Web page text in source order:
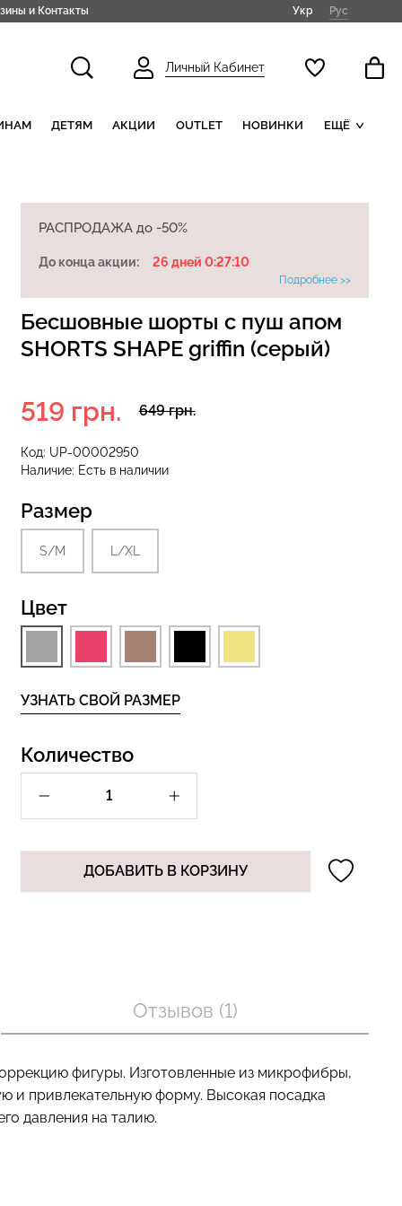
и Контакты Укр Рус
Личный Кабинет
ДЕТЯМ АКЦИИ OUTLET НОВИНКИ ЕЩЁ
РАСПРОДАЖА до -50%
До конца акции: 26 дней 0:27:9
Подробнее >>
Бесшовные шорты с пуш апом
SHORTS SHAPE griffin (серый)
Код: UP-00002950
Наличие: Есть в наличии
649 грн.
519 грн.
Размер
S/M L/XL
Цвет
УЗНАТЬ СВОЙ РАЗМЕР
Количество
ДОБАВИТЬ В КОРЗИНУ
Отзывов (1)
фигуры. Изготовленные из микрофибры,
и привлекательную форму. Высокая посадка
давления на талию.
с высокой
179 грн.
в рубчик